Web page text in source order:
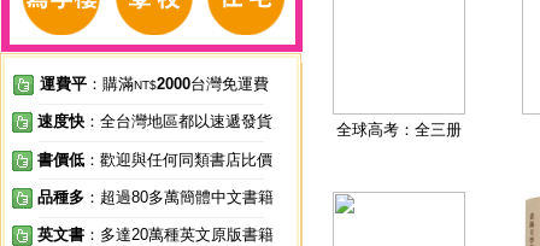
運費平 ：購滿NT$2000台灣免運費
速度快 ：全台灣地區都以速遞發貨
書價低 ：歡迎與任何同類書店比價
品種多 ：超過80多萬簡體中文書籍
英文書 ：多達20萬種英文原版書籍
全球高考：全三册